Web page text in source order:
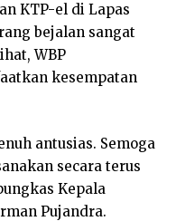
KTP-el di Lapas
bejalan sangat
WBP
kesempatan
antusias. Semoga
secara terus
Kepala
Pujandra.